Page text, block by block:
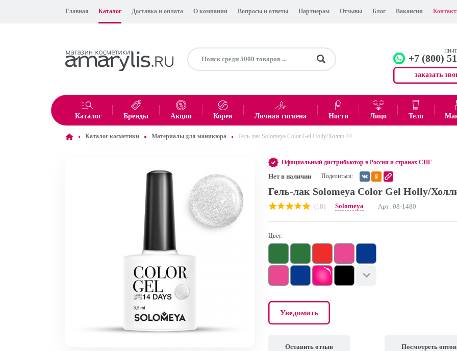
Главная Каталог Доставка и оплата О компании Вопросы и ответы Партнерам Отзывы Блог Вакансии
ПН-
+7 (800)
заказать
Офис +7 (499)
Каталог Бренды Акции Корея Личная гигиена Ногти Лицо Тело
Каталог косметики Материалы для маникюра Гель-лак Solomeya Color Gel Holly/Холли 44
Официальный дистрибьютор в России и странах СНГ
Нет в наличии Поделиться:
Гель-лак Solomeya Color Gel Holly/
(18) Solomeya Арт: 08-1480
Цвет:
Уведомить
Оставить отзыв Посмотреть